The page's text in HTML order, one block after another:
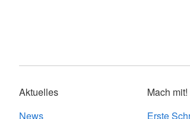
Aktuelles
News
Mach mit!
Erste